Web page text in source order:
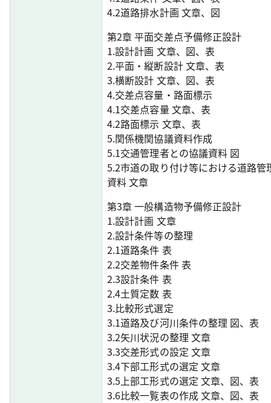
4.2道路排水計画 文章、図
第2章 平面交差点予備修正設計
1.設計計画 文章、図、表
2.平面・縦断設計 文章、表
3.横断設計 文章、図、表
4.交差点容量・路面標示
4.1交差点容量 文章、表
4.2路面標示 文章、表
5.関係機関協議資料作成
5.1交通管理者との協議資料 図
5.2市道の取り付け等における道路管
資料 文章
第3章 一般構造物予備修正設計
1.設計計画 文章
2.設計条件等の整理
2.1道路条件 表
2.2交差物件条件 表
2.3設計条件 表
2.4土質定数 表
3.比較形式選定
3.1道路及び河川条件の整理 図、表
3.2矢川状況の整理 文章
3.3交差形式の設定 文章
3.4下部工形式の選定 文章
3.5上部工形式の選定 文章、図、表
3.6比較一覧表の作成 文章、図、表